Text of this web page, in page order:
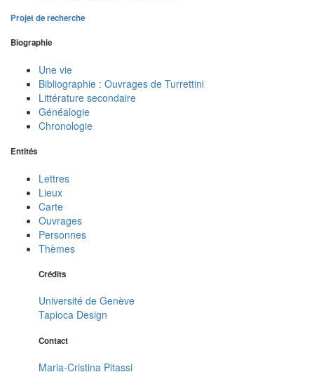
Projet de recherche
Biographie
Une vie
Bibliographie : Ouvrages de Turrettini
Littérature secondaire
Généalogie
Chronologie
Entités
Lettres
Lieux
Carte
Ouvrages
Personnes
Thèmes
Crédits
Université de Genève
Tapioca Design
Contact
Maria-Cristina Pitassi